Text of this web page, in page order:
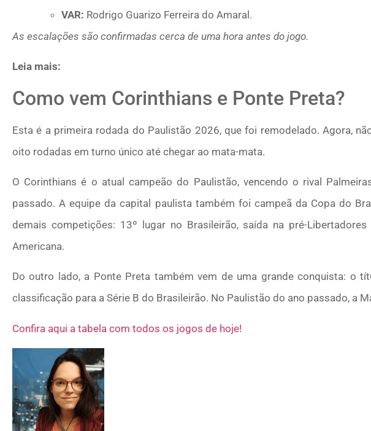
VAR: Rodrigo Guarizo Ferreira do Amaral.
As escalações são confirmadas cerca de uma hora antes do jogo.
Leia mais:
Como vem Corinthians e Ponte Preta?
Esta é a primeira rodada do Paulistão 2026, que foi remodelado. Agora,
oito rodadas em turno único até chegar ao mata-mata.
O Corinthians é o atual campeão do Paulistão, vencendo o rival
passado. A equipe da capital paulista também foi campeã da Copa do
demais competições: 13º lugar no Brasileirão, saída na pré-
Americana.
Do outro lado, a Ponte Preta também vem de uma grande conquista: o
classificação para a Série B do Brasileirão. No Paulistão do ano passado, a
Confira aqui a tabela com todos os jogos de hoje!